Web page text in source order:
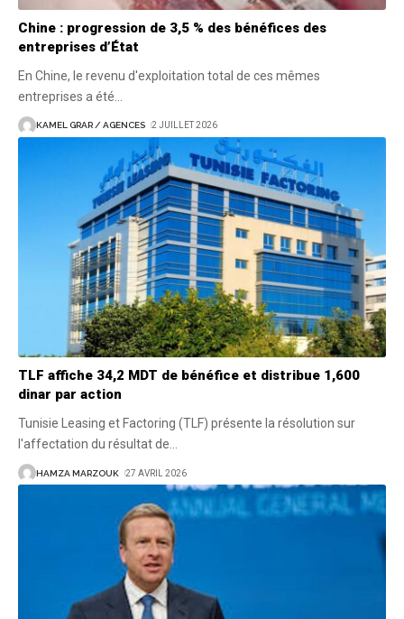
Chine : progression de 3,5 % des bénéfices des
entreprises d’État
En Chine, le revenu d'exploitation total de ces mêmes
entreprises a été
KAMEL GRAR / AGENCES 2 JUILLET 2026
TLF affiche 34,2 MDT de bénéfice et distribue 1,600
dinar par action
Tunisie Leasing et Factoring (TLF) présente la résolution sur
l'affectation du résultat de…
HAMZA MARZOUK 27 AVRIL 2026